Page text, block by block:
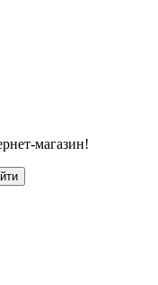
магазин!